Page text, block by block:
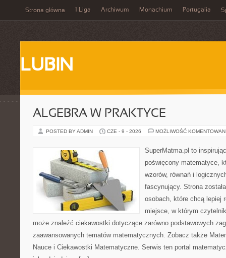
Strona główna 1 Liga Archiwum Monachium Portugalia
LUBIN
ALGEBRA W PRAKTYCE
POSTED BY ADMIN CZE - 9 - 2026 MOŻLIWOŚĆ
SuperMatma.pl to
poświęcony matematyce,
wzorów, równań i
fascynujący. Strona
osobach, które chcą lepiej
miejsce, w którym
może znaleźć ciekawostki dotyczące zarówno podstawowych
zaawansowanych tematów matematycznych. Zobacz także
Nauce i Ciekawostki Matematyczne. Serwis ten portal